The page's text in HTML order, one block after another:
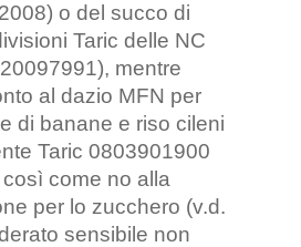
o del succo di
Taric delle NC
mentre
al dazio MFN per
di banane e riso cileni
Taric 0803901900
come no alla
per lo zucchero (v.d.
sensibile non